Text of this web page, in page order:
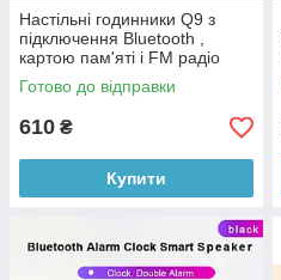
Настільні годинники Q9 з
підключення Bluetooth ,
картою пам'яті і FM радіо
Готово до відправки
610 ₴
Купити